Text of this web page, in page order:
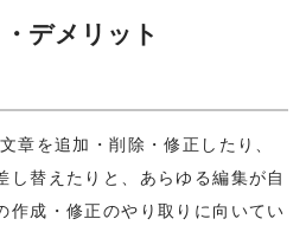
デメリット
文章を追加・削除・修正したり、
し替えたりと、あらゆる編集が自
作成・修正のやり取りに向いてい